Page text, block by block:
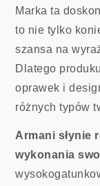
Marka ta
to nie tylko
szansa na
Dlatego
oprawek i
różnych typów
Armani słynie
wykonania